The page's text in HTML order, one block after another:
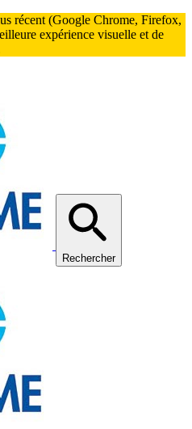
récent (Google Chrome, Firefox,
expérience visuelle et de
Rechercher